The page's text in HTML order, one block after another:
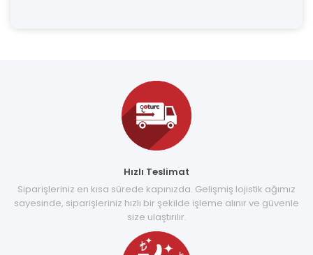
Hızlı Teslimat
Siparişleriniz en kısa sürede kapınızda. Gelişmiş lojistik ağımız
sayesinde, siparişleriniz hızlı bir şekilde işleme alınır ve güvenle
size ulaştırılır.